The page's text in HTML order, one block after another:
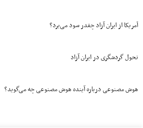
آمریکا از ایران آزاد چقدر سود می‌برد؟
تحول گردشگری در ایران آزاد
هوش مصنوعی درباره آینده هوش مصنوعی چه می‌گوید؟